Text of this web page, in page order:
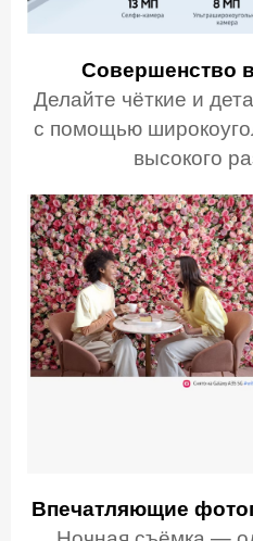
Совершенство
Делайте чёткие и
с помощью
высокого
Впечатляющие